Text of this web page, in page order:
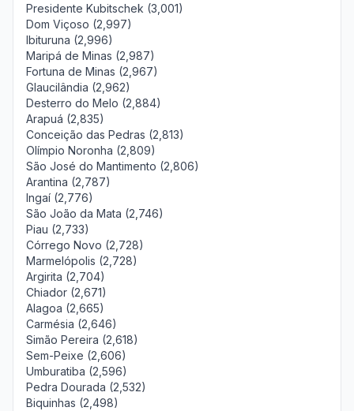
Presidente Kubitschek (3,001)
Dom Viçoso (2,997)
Ibituruna (2,996)
Maripá de Minas (2,987)
Fortuna de Minas (2,967)
Glaucilândia (2,962)
Desterro do Melo (2,884)
Arapuá (2,835)
Conceição das Pedras (2,813)
Olímpio Noronha (2,809)
São José do Mantimento (2,806)
Arantina (2,787)
Ingaí (2,776)
São João da Mata (2,746)
Piau (2,733)
Córrego Novo (2,728)
Marmelópolis (2,728)
Argirita (2,704)
Chiador (2,671)
Alagoa (2,665)
Carmésia (2,646)
Simão Pereira (2,618)
Sem-Peixe (2,606)
Umburatiba (2,596)
Pedra Dourada (2,532)
Biquinhas (2,498)